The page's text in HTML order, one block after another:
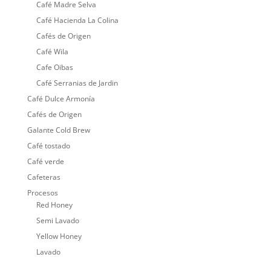
Café Madre Selva
Café Hacienda La Colina
Cafés de Origen
Café Wila
Cafe Oibas
Café Serranias de Jardin
Café Dulce Armonía
Cafés de Origen
Galante Cold Brew
Café tostado
Café verde
Cafeteras
Procesos
Red Honey
Semi Lavado
Yellow Honey
Lavado